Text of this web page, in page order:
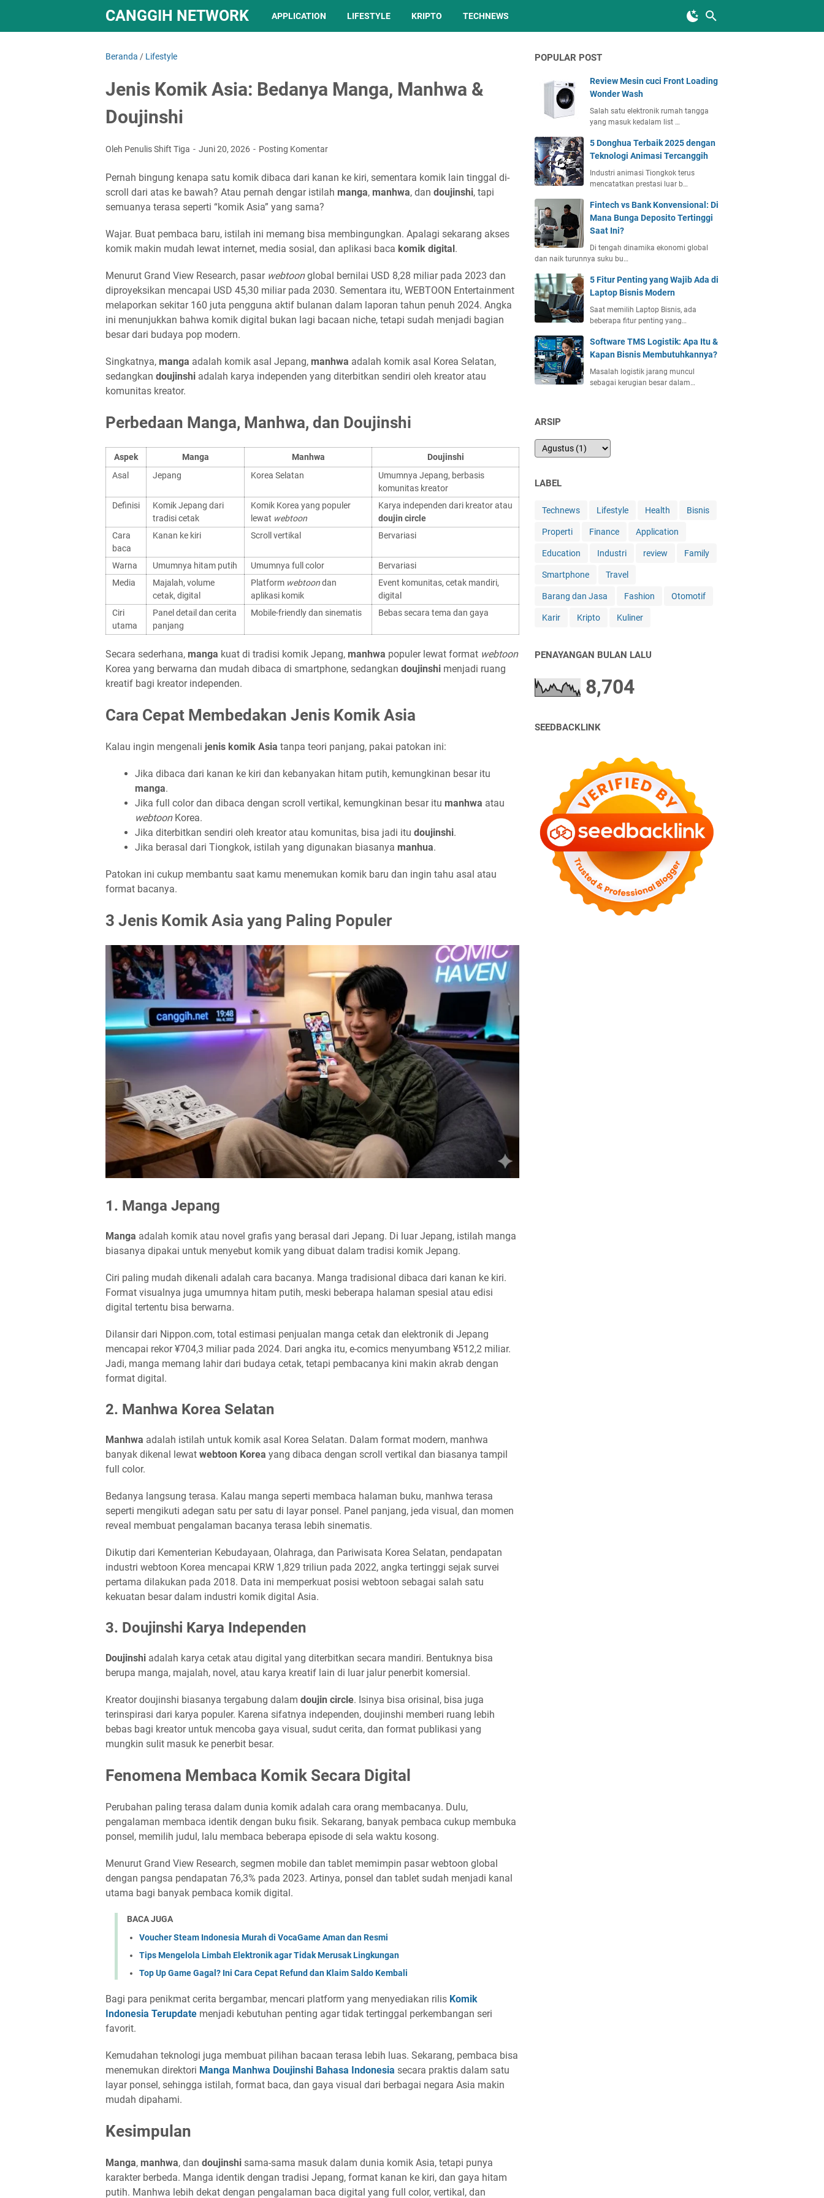
CANGGIH NETWORK APPLICATION LIFESTYLE KRIPTO TECHNEWS
Beranda / Lifestyle
Jenis Komik Asia: Bedanya Manga, Manhwa &
Doujinshi
Oleh Penulis Shift Tiga Juni 20, 2026 Posting Komentar
Pernah bingung kenapa satu komik dibaca dari kanan ke kiri, sementara komik lain tinggal di-
scroll dari atas ke bawah? Atau pernah dengar istilah manga, manhwa, dan doujinshi, tapi
semuanya terasa seperti “komik Asia” yang sama?
Wajar. Buat pembaca baru, istilah ini memang bisa membingungkan. Apalagi sekarang akses
komik makin mudah lewat internet, media sosial, dan aplikasi baca komik digital.
Menurut Grand View Research, pasar webtoonglobal bernilai USD 8,28 miliar pada 2023 dan
diproyeksikan mencapai USD 45,30 miliar pada 2030. Sementara itu, WEBTOON Entertainment
melaporkan sekitar 160 juta pengguna aktif bulanan dalam laporan tahun penuh 2024. Angka
ini menunjukkan bahwa komik digital bukan lagi bacaan niche, tetapi sudah menjadi bagian
besar dari budaya pop modern.
Singkatnya, manga adalah komik asal Jepang, manhwa adalah komik asal Korea Selatan,
sedangkan doujinshi adalah karya independen yang diterbitkan sendiri oleh kreator atau
komunitas kreator.
Perbedaan Manga, Manhwa, dan Doujinshi
Aspek Manga Manhwa
Doujinshi
Asal
Jepang Korea Selatan
Umumnya Jepang, berbasis
komunitas kreator
Definisi
Komik Jepang dari
tradisi cetak
Komik Korea yang populer
lewat webtoon
Karya independen dari kreator atau
doujin circle
Cara
baca
Kanan ke kiri Scroll vertikal Bervariasi
Warna Umumnya hitam putih Umumnya full color
Bervariasi
Media
Majalah, volume
cetak, digital
Platform webtoondan
aplikasi komik
Event komunitas, cetak mandiri,
digital
Ciri
utama
Panel detail dan cerita
panjang
Mobile-friendly dan sinematis Bebas secara tema dan gaya
Secara sederhana, manga kuat di tradisi komik Jepang, manhwa populer lewat format webtoon
Korea yang berwarna dan mudah dibaca di smartphone, sedangkan doujinshi menjadi ruang
kreatif bagi kreator independen.
Cara Cepat Membedakan Jenis Komik Asia
Kalau ingin mengenali jenis komik Asia tanpa teori panjang, pakai patokan ini:
Jika dibaca dari kanan ke kiri dan kebanyakan hitam putih, kemungkinan besar itu
manga.
Jika full color dan dibaca dengan scroll vertikal, kemungkinan besar itu manhwa atau
webtoonKorea.
Jika diterbitkan sendiri oleh kreator atau komunitas, bisa jadi itu doujinshi.
Jika berasal dari Tiongkok, istilah yang digunakan biasanya manhua.
Patokan ini cukup membantu saat kamu menemukan komik baru dan ingin tahu asal atau
format bacanya.
3 Jenis Komik Asia yang Paling Populer
1. Manga Jepang
Manga adalah komik atau novel grafis yang berasal dari Jepang. Di luar Jepang, istilah manga
biasanya dipakai untuk menyebut komik yang dibuat dalam tradisi komik Jepang.
Ciri paling mudah dikenali adalah cara bacanya. Manga tradisional dibaca dari kanan ke kiri.
Format visualnya juga umumnya hitam putih, meski beberapa halaman spesial atau edisi
digital tertentu bisa berwarna.
Dilansir dari Nippon.com, total estimasi penjualan manga cetak dan elektronik di Jepang
mencapai rekor ¥704,3 miliar pada 2024. Dari angka itu, e-comics menyumbang ¥512,2 miliar.
Jadi, manga memang lahir dari budaya cetak, tetapi pembacanya kini makin akrab dengan
format digital.
2. Manhwa Korea Selatan
Manhwa adalah istilah untuk komik asal Korea Selatan. Dalam format modern, manhwa
banyak dikenal lewat webtoon Korea yang dibaca dengan scroll vertikal dan biasanya tampil
full color.
Bedanya langsung terasa. Kalau manga seperti membaca halaman buku, manhwa terasa
seperti mengikuti adegan satu per satu di layar ponsel. Panel panjang, jeda visual, dan momen
reveal membuat pengalaman bacanya terasa lebih sinematis.
Dikutip dari Kementerian Kebudayaan, Olahraga, dan Pariwisata Korea Selatan, pendapatan
industri webtoon Korea mencapai KRW 1,829 triliun pada 2022, angka tertinggi sejak survei
pertama dilakukan pada 2018. Data ini memperkuat posisi webtoon sebagai salah satu
kekuatan besar dalam industri komik digital Asia.
3. Doujinshi Karya Independen
Doujinshi adalah karya cetak atau digital yang diterbitkan secara mandiri. Bentuknya bisa
berupa manga, majalah, novel, atau karya kreatif lain di luar jalur penerbit komersial.
Kreator doujinshi biasanya tergabung dalam doujin circle. Isinya bisa orisinal, bisa juga
terinspirasi dari karya populer. Karena sifatnya independen, doujinshi memberi ruang lebih
bebas bagi kreator untuk mencoba gaya visual, sudut cerita, dan format publikasi yang
mungkin sulit masuk ke penerbit besar.
Fenomena Membaca Komik Secara Digital
Perubahan paling terasa dalam dunia komik adalah cara orang membacanya. Dulu,
pengalaman membaca identik dengan buku fisik. Sekarang, banyak pembaca cukup membuka
ponsel, memilih judul, lalu membaca beberapa episode di sela waktu kosong.
Menurut Grand View Research, segmen mobile dan tablet memimpin pasar webtoon global
dengan pangsa pendapatan 76,3% pada 2023. Artinya, ponsel dan tablet sudah menjadi kanal
utama bagi banyak pembaca komik digital.
BACA JUGA
Voucher Steam Indonesia Murah di VocaGame Aman dan Resmi
Tips Mengelola Limbah Elektronik agar Tidak Merusak Lingkungan
Top Up Game Gagal? Ini Cara Cepat Refund dan Klaim Saldo Kembali
Bagi para penikmat cerita bergambar, mencari platform yang menyediakan rilis Komik
Indonesia Terupdate menjadi kebutuhan penting agar tidak tertinggal perkembangan seri
favorit.
Kemudahan teknologi juga membuat pilihan bacaan terasa lebih luas. Sekarang, pembaca bisa
menemukan direktori Manga Manhwa Doujinshi Bahasa Indonesia secara praktis dalam satu
layar ponsel, sehingga istilah, format baca, dan gaya visual dari berbagai negara Asia makin
mudah dipahami.
Kesimpulan
Manga, manhwa, dan doujinshi sama-sama masuk dalam dunia komik Asia, tetapi punya
karakter berbeda. Manga identik dengan tradisi Jepang, format kanan ke kiri, dan gaya hitam
putih. Manhwa lebih dekat dengan pengalaman baca digital yang full color, vertikal, dan
POPULAR POST
Review Mesin cuci Front Loading
Wonder Wash
Salah satu elektronik rumah tangga
yang masuk kedalam list …
5 Donghua Terbaik 2025 dengan
Teknologi Animasi Tercanggih
Industri animasi Tiongkok terus
mencatatkan prestasi luar b…
Fintech vs Bank Konvensional: Di
Mana Bunga Deposito Tertinggi
Saat Ini?
Di tengah dinamika ekonomi global
dan naik turunnya suku bu…
5 Fitur Penting yang Wajib Ada di
Laptop Bisnis Modern
Saat memilih Laptop Bisnis, ada
beberapa fitur penting yang…
Software TMS Logistik: Apa Itu &
Kapan Bisnis Membutuhkannya?
Masalah logistik jarang muncul
sebagai kerugian besar dalam…
ARSIP
LABEL
Technews Lifestyle Health Bisnis
Properti Finance Application
Education Industri review Family
Smartphone Travel
Barang dan Jasa Fashion Otomotif
Karir Kripto Kuliner
PENAYANGAN BULAN LALU
8,704
SEEDBACKLINK